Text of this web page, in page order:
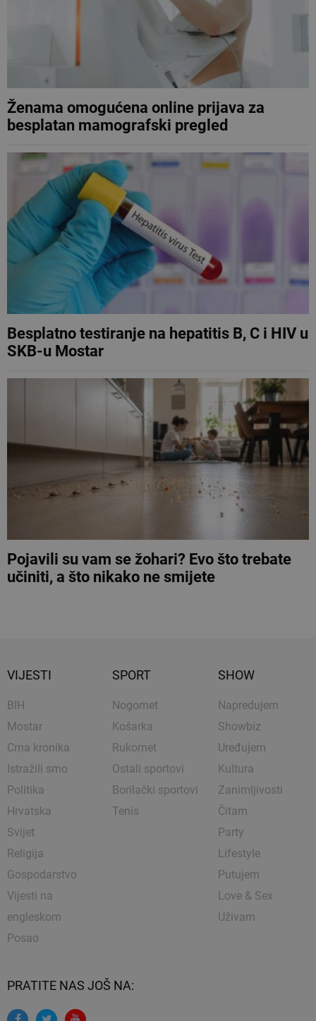
Ženama omogućena online prijava za
besplatan mamografski pregled
Besplatno testiranje na hepatitis B, C i HIV u
SKB-u Mostar
Pojavili su vam se žohari? Evo što trebate
učiniti, a što nikako ne smijete
VIJESTI
BIH
Mostar
Crna kronika
Istražili smo
Politika
Hrvatska
Svijet
Religija
Gospodarstvo
Vijesti na
engleskom
Posao
SPORT
Nogomet
Košarka
Rukomet
Ostali sportovi
Borilački sportovi
Tenis
SHOW
Napredujem
Showbiz
Uređujem
Kultura
Zanimljivosti
Čitam
Party
Lifestyle
Putujem
Love & Sex
Uživam
PRATITE NAS JOŠ NA: